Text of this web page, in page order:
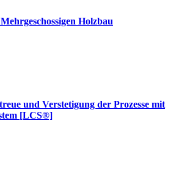
Holzbau
und Verstetigung der Prozesse mit
[LCS®]